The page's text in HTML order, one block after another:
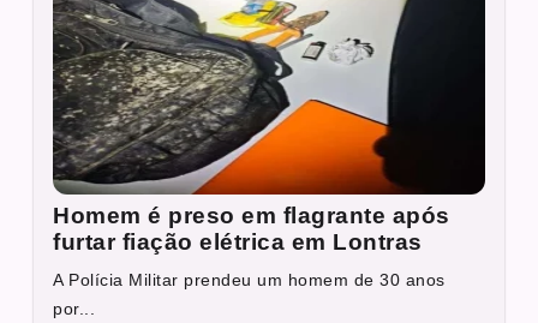
Homem é preso em flagrante após
furtar fiação elétrica em Lontras
A Polícia Militar prendeu um homem de 30 anos
por...